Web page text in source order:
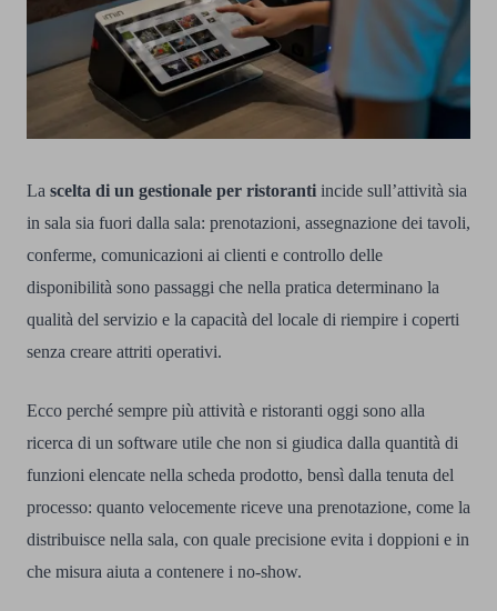
La scelta di un gestionale per ristoranti incide sull’attività sia
in sala sia fuori dalla sala: prenotazioni, assegnazione dei tavoli,
conferme, comunicazioni ai clienti e controllo delle
disponibilità sono passaggi che nella pratica determinano la
qualità del servizio e la capacità del locale di riempire i coperti
senza creare attriti operativi.
Ecco perché sempre più attività e ristoranti oggi sono alla
ricerca di un software utile che non si giudica dalla quantità di
funzioni elencate nella scheda prodotto, bensì dalla tenuta del
processo: quanto velocemente riceve una prenotazione, come la
distribuisce nella sala, con quale precisione evita i doppioni e in
che misura aiuta a contenere i no-show.